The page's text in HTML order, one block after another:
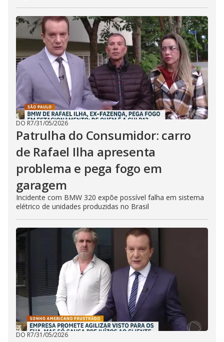
DO R7/31/05/2026
Patrulha do Consumidor: carro
de Rafael Ilha apresenta
problema e pega fogo em
garagem
Incidente com BMW 320 expõe possível falha em sistema
elétrico de unidades produzidas no Brasil
DO R7/31/05/2026